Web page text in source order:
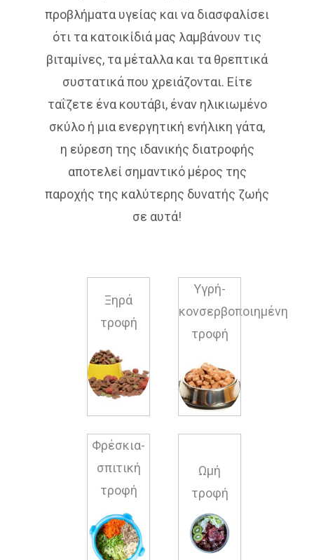
προβλήματα υγείας και να διασφαλίσει
ότι τα κατοικίδιά μας λαμβάνουν τις
βιταμίνες, τα μέταλλα και τα θρεπτικά
συστατικά που χρειάζονται. Είτε
ταΐζετε ένα κουτάβι, έναν ηλικιωμένο
σκύλο ή μια ενεργητική ενήλικη γάτα,
η εύρεση της ιδανικής διατροφής
αποτελεί σημαντικό μέρος της
παροχής της καλύτερης δυνατής ζωής
σε αυτά!
Ξηρά
τροφή
Υγρή-
κονσερβοποιημένη
τροφή
Φρέσκια-
σπιτική
τροφή
Ωμή
τροφή